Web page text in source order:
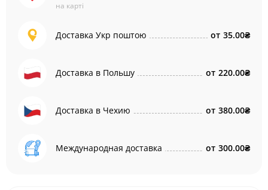
на карті
Доставка Укр поштою от 35.00₴
Доставка в Польшу от 220.00₴
Доставка в Чехию от 380.00₴
Международная доставка от 300.00₴